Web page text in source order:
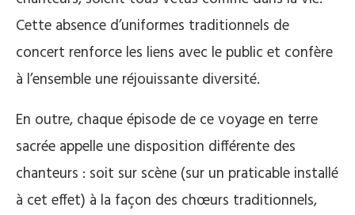
Cette absence d’uniformes traditionnels de
concert renforce les liens avec le public et confère
à l’ensemble une réjouissante diversité.
En outre, chaque épisode de ce voyage en terre
sacrée appelle une disposition différente des
chanteurs : soit sur scène (sur un praticable installé
à cet effet) à la façon des chœurs traditionnels,